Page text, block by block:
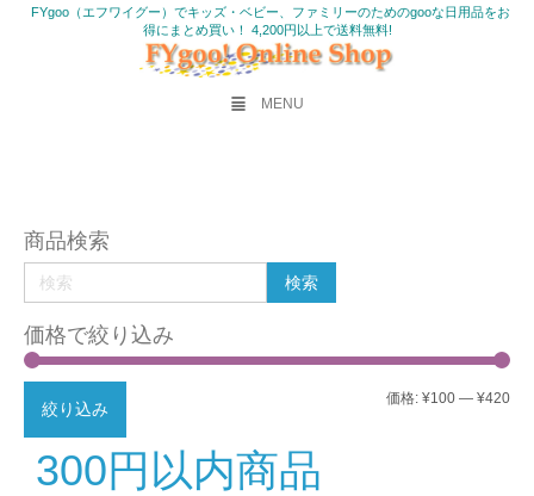
FYgoo（エフワイグー）でキッズ・ベビー、ファミリーのためのgooな日用品をお
得にまとめ買い！ 4,200円以上で送料無料!
MENU
商品検索
価格で絞り込み
最
最
絞り込み
価格: ¥100 — ¥420
300円以内商品